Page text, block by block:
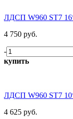
ЛДСП W960 ST7
4 750 руб.
-
купить
ЛДСП W960 ST7
4 625 руб.